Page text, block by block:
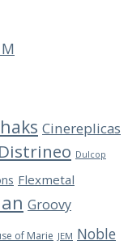
Cinereplicas
Distrineo Dulcop
Flexmetal
Groovy
of Marie JEM Noble